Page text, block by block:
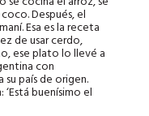
Después, el
Esa es la receta
de usar cerdo,
ese plato lo llevé a
con
país de origen.
buenísimo el